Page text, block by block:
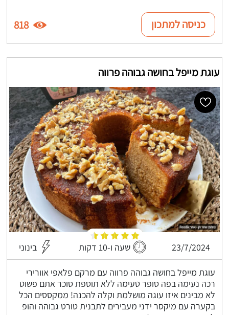
כניסה למתכון 818
עוגת מייפל בחושה גבוהה פרווה
23/7/2024 שעה ו-10 דקות בינוני
עוגת מייפל בחושה גבוהה פרווה עם מרקם פלאפי אוורירי
רכה נעימה בפה סופר טעימה ללא תוספת סוכר אתם פשוט
לא מבינים איזו עוגה מושלמת וקלה להכנה! ממקססים הכל
בקערה עם מיקסר ידני מעבירים לתבנית טורט גבוהה והופ